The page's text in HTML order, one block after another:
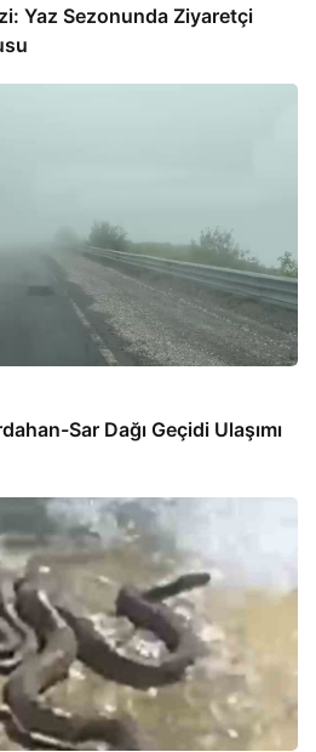
Yaz Sezonunda Ziyaretçi
Sar Dağı Geçidi Ulaşımı